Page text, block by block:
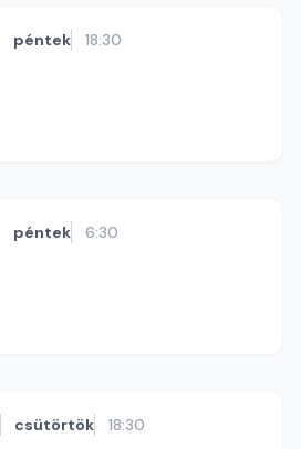
péntek 18:30
péntek 6:30
csütörtök 18:30